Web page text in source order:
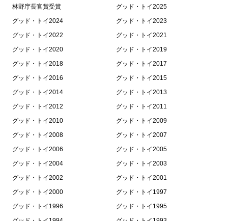
林野庁長官賞受賞
グッド・トイ2025
グッド・トイ2024
グッド・トイ2023
グッド・トイ2022
グッド・トイ2021
グッド・トイ2020
グッド・トイ2019
グッド・トイ2018
グッド・トイ2017
グッド・トイ2016
グッド・トイ2015
グッド・トイ2014
グッド・トイ2013
グッド・トイ2012
グッド・トイ2011
グッド・トイ2010
グッド・トイ2009
グッド・トイ2008
グッド・トイ2007
グッド・トイ2006
グッド・トイ2005
グッド・トイ2004
グッド・トイ2003
グッド・トイ2002
グッド・トイ2001
グッド・トイ2000
グッド・トイ1997
グッド・トイ1996
グッド・トイ1995